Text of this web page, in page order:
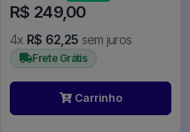
R$ 249,00
4x R$ 62,25 sem juros
Frete Grátis
Carrinho